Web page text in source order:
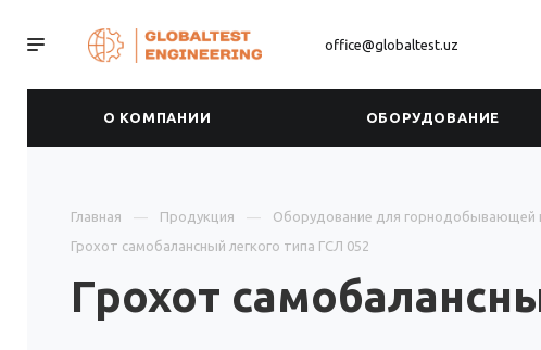
office@globaltest.uz
О КОМПАНИИ ОБОРУДОВАНИЕ
Главная Продукция Оборудование для горнодобывающей
Грохот самобалансный легкого типа ГСЛ 052
Грохот